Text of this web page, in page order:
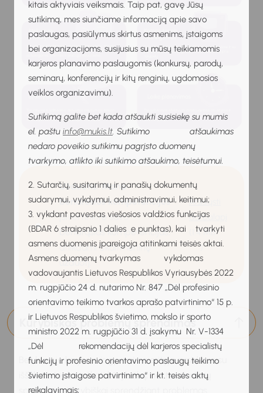
kitais aktyviais veiksmais. Taip pat, gavę Jūsų
sutikimą, mes siunčiame informaciją apie savo
paslaugas, pasiūlymus skirtus asmenims, įstaigoms
bei organizacijoms, susijusius su mūsų teikiamomis
karjeros planavimo paslaugomis (konkursų, parodų,
seminarų, konferencijų ir kitų renginių, ugdomosios
veiklos organizavimu).
Sutikimą galite bet kada atšaukti susisiekę su mumis
el. paštu info@mukis.lt. Sutikimo atšaukimas
nedaro poveikio sutikimu pagrįsto duomenų
tvarkymo, atlikto iki sutikimo atšaukimo, teisėtumui.
2. Sutarčių, susitarimų ir panašių dokumentų
sudarymui, vykdymui, administravimui, keitimui;
3. vykdant pavestas viešosios valdžios funkcijas
(BDAR 6 straipsnio 1 dalies e punktas), kai tvarkyti
asmens duomenis įpareigoja atitinkami teisės aktai.
Asmens duomenų tvarkymas vykdomas
vadovaujantis Lietuvos Respublikos Vyriausybės 2022
m. rugpjūčio 24 d. nutarimo Nr. 847 „Dėl profesinio
orientavimo teikimo tvarkos aprašo patvirtinimo“ 15 p.
ir Lietuvos Respublikos švietimo, mokslo ir sporto
ministro 2022 m. rugpjūčio 31 d. įsakymu Nr. V-1334
„Dėl rekomendacijų dėl karjeros specialistų
funkcijų ir profesinio orientavimo paslaugų teikimo
švietimo įstaigose patvirtinimo“ ir kt. teisės aktų
reikalavimais;
Užduotis: Mano
bendrosios kompetencijos
Įsivertinkite savo
bendrąsias kompetencijas,
atlikdami Skaitmeninę
užduotį.
Atsisiųsti
darbalapį
(1.4 MB
)
Kūrybiškas problemų sprendimas
Bet kurioje karjeros ir gyvenimo srityje susidūrus su
iššūkiais tenka ieškoti kūrybiškų, nestandartinių
sprendimų. Kūrybiškai sprendžiant problemas